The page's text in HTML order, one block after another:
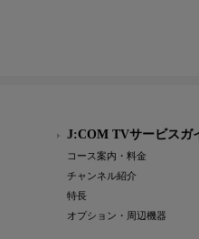
J:COM TVサービスガ
コース案内・料金
チャンネル紹介
特長
オプション・周辺機器